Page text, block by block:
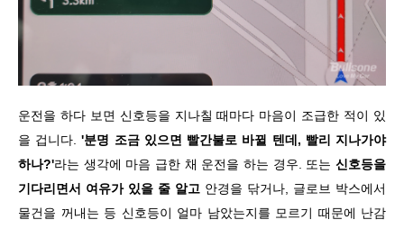
운전을 하다 보면 신호등을 지나칠 때마다 마음이 조급한 적이 있
을 겁니다. '분명 조금 있으면 빨간불로 바뀔 텐데, 빨리 지나가야
하나?'라는 생각에 마음 급한 채 운전을 하는 경우. 또는 신호등을
기다리면서 여유가 있을 줄 알고 안경을 닦거나, 글로브 박스에서
물건을 꺼내는 등 신호등이 얼마 남았는지를 모르기 때문에 난감